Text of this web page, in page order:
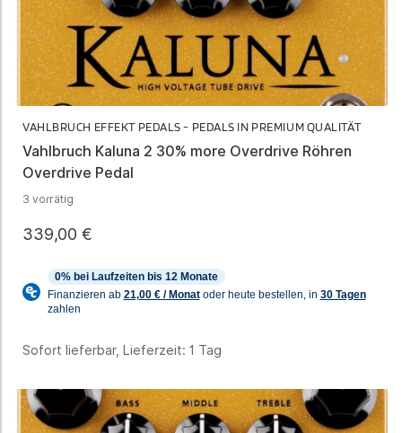
VAHLBRUCH EFFEKT PEDALS - PEDALS IN PREMIUM QUALITÄT
Vahlbruch Kaluna 2 30% more Overdrive Röhren
Overdrive Pedal
3 vorrätig
339,00 €
Sofort lieferbar, Lieferzeit: 1 Tag